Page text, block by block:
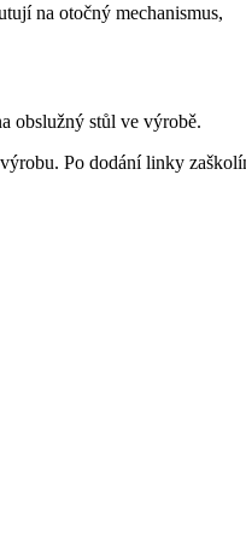
na otočný mechanismus,
obslužný stůl ve výrobě.
Po dodání linky